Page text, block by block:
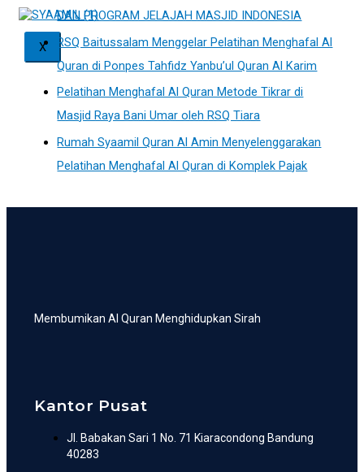
X
DAN PROGRAM JELAJAH MASJID INDONESIA
RSQ Baitussalam Menggelar Pelatihan Menghafal Al
Quran di Ponpes Tahfidz Yanbu’ul Quran Al Karim
Pelatihan Menghafal Al Quran Metode Tikrar di
Masjid Raya Bani Umar oleh RSQ Tiara
Rumah Syaamil Quran Al Amin Menyelenggarakan
Pelatihan Menghafal Al Quran di Komplek Pajak
Membumikan Al Quran Menghidupkan Sirah
Kantor Pusat
Jl. Babakan Sari 1 No. 71 Kiaracondong Bandung
40283